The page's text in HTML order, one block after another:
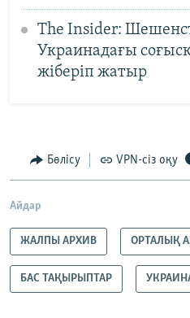
The Insider:
Украинадағы
жіберіп жатыр
Бөлісу VPN-сіз оқу
Айдар
ЖАЛПЫ АРХИВ ОРТАЛЫҚ
БАС ТАҚЫРЫПТАР